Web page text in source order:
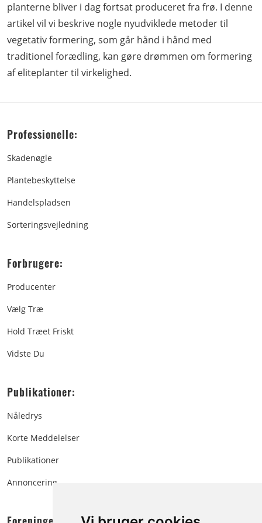
planterne bliver i dag fortsat produceret fra frø. I denne
artikel vil vi beskrive nogle nyudviklede metoder til
vegetativ formering, som går hånd i hånd med
traditionel forædling, kan gøre drømmen om formering
af eliteplanter til virkelighed.
Professionelle:
Skadenøgle
Plantebeskyttelse
Handelspladsen
Sorteringsvejledning
Forbrugere:
Producenter
Vælg Træ
Hold Træet Friskt
Vidste Du
Publikationer:
Nåledrys
Korte Meddelelser
Publikationer
Annoncering